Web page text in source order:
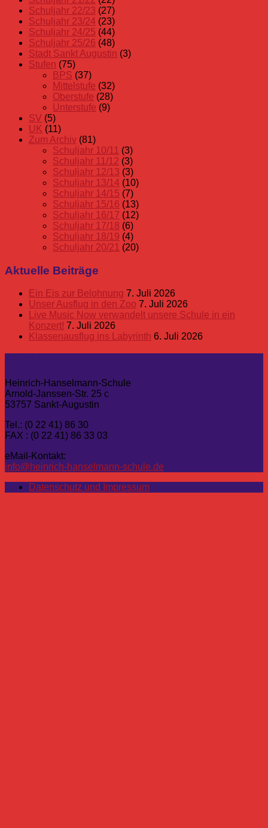
Schuljahr 22/23 (27)
Schuljahr 23/24 (23)
Schuljahr 24/25 (44)
Schuljahr 25/26 (48)
Stadt Sankt Augustin (3)
Stufen (75)
BPS (37)
Mittelstufe (32)
Oberstufe (28)
Unterstufe (9)
SV (5)
UK (11)
Zum Archiv (81)
Schuljahr 10/11 (3)
Schuljahr 11/12 (3)
Schuljahr 12/13 (3)
Schuljahr 13/14 (10)
Schuljahr 14/15 (7)
Schuljahr 15/16 (13)
Schuljahr 16/17 (12)
Schuljahr 17/18 (6)
Schuljahr 18/19 (4)
Schuljahr 20/21 (20)
Aktuelle Beiträge
Ein Eis zur Belohnung 7. Juli 2026
Unser Ausflug in den Zoo 7. Juli 2026
Live Music Now verwandelt unsere Schule in ein
Konzert! 7. Juli 2026
Klassenausflug ins Labyrinth 6. Juli 2026
Heinrich-Hanselmann-Schule
Arnold-Janssen-Str. 25 c
53757 Sankt-Augustin
Tel.: (0 22 41) 86 30
FAX : (0 22 41) 86 33 03
eMail-Kontakt:
info@heinrich-hanselmann-schule.de
Datenschutz und Impressum